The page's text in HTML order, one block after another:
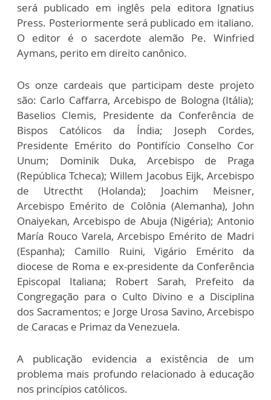
será publicado em inglês pela editora Ignatius
Press. Posteriormente será publicado em italiano.
O editor é o sacerdote alemão Pe. Winfried
Aymans, perito em direito canônico.
Os onze cardeais que participam deste projeto
são: Carlo Caffarra, Arcebispo de Bologna (Itália);
Baselios Clemis, Presidente da Conferência de
Bispos Católicos da Índia; Joseph Cordes,
Presidente Emérito do Pontifício Conselho Cor
Unum; Dominik Duka, Arcebispo de Praga
(República Tcheca); Willem Jacobus Eijk, Arcebispo
de Utrectht (Holanda); Joachim Meisner,
Arcebispo Emérito de Colônia (Alemanha), John
Onaiyekan, Arcebispo de Abuja (Nigéria); Antonio
María Rouco Varela, Arcebispo Emérito de Madri
(Espanha); Camillo Ruini, Vigário Emérito da
diocese de Roma e ex-presidente da Conferência
Episcopal Italiana; Robert Sarah, Prefeito da
Congregação para o Culto Divino e a Disciplina
dos Sacramentos; e Jorge Urosa Savino, Arcebispo
de Caracas e Primaz da Venezuela.
A publicação evidencia a existência de um
problema mais profundo relacionado à educação
nos princípios católicos.